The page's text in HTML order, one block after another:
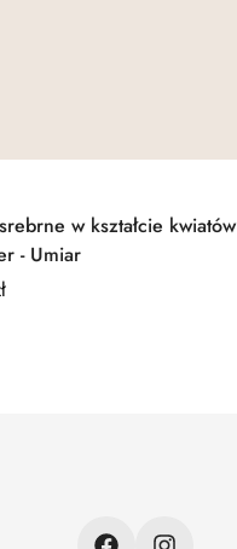
w kształcie kwiatów
- Umiar